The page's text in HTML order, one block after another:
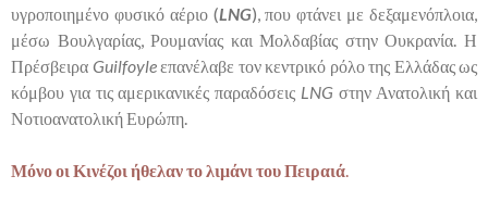
υγροποιημένο φυσικό αέριο (LNG), που φτάνει με δεξαμενόπλοια,
μέσω Βουλγαρίας, Ρουμανίας και Μολδαβίας στην Ουκρανία. Η
Πρέσβειρα Guilfoyleεπανέλαβε τον κεντρικό ρόλο της Ελλάδας ως
κόμβου για τις αμερικανικές παραδόσεις LNGστην Ανατολική και
Νοτιοανατολική Ευρώπη.
Μόνο οι Κινέζοι ήθελαν το λιμάνι του Πειραιά.